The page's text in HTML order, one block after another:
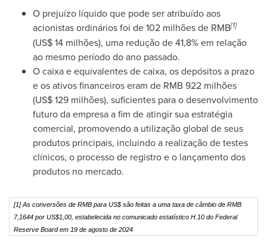
O prejuízo líquido que pode ser atribuído aos
acionistas ordinários foi de 102 milhões de RMB[1]
(US$ 14 milhões), uma redução de 41,8% em relação
ao mesmo período do ano passado.
O caixa e equivalentes de caixa, os depósitos a prazo
e os ativos financeiros eram de RMB 922 milhões
(US$ 129 milhões), suficientes para o desenvolvimento
futuro da empresa a fim de atingir sua estratégia
comercial, promovendo a utilização global de seus
produtos principais, incluindo a realização de testes
clínicos, o processo de registro e o lançamento dos
produtos no mercado.
[1] As conversões de RMB para US$ são feitas a uma taxa de câmbio de RMB
7,1644 por US$1,00, estabelecida no comunicado estatístico H.10 do Federal
Reserve Board em 19 de agosto de 2024